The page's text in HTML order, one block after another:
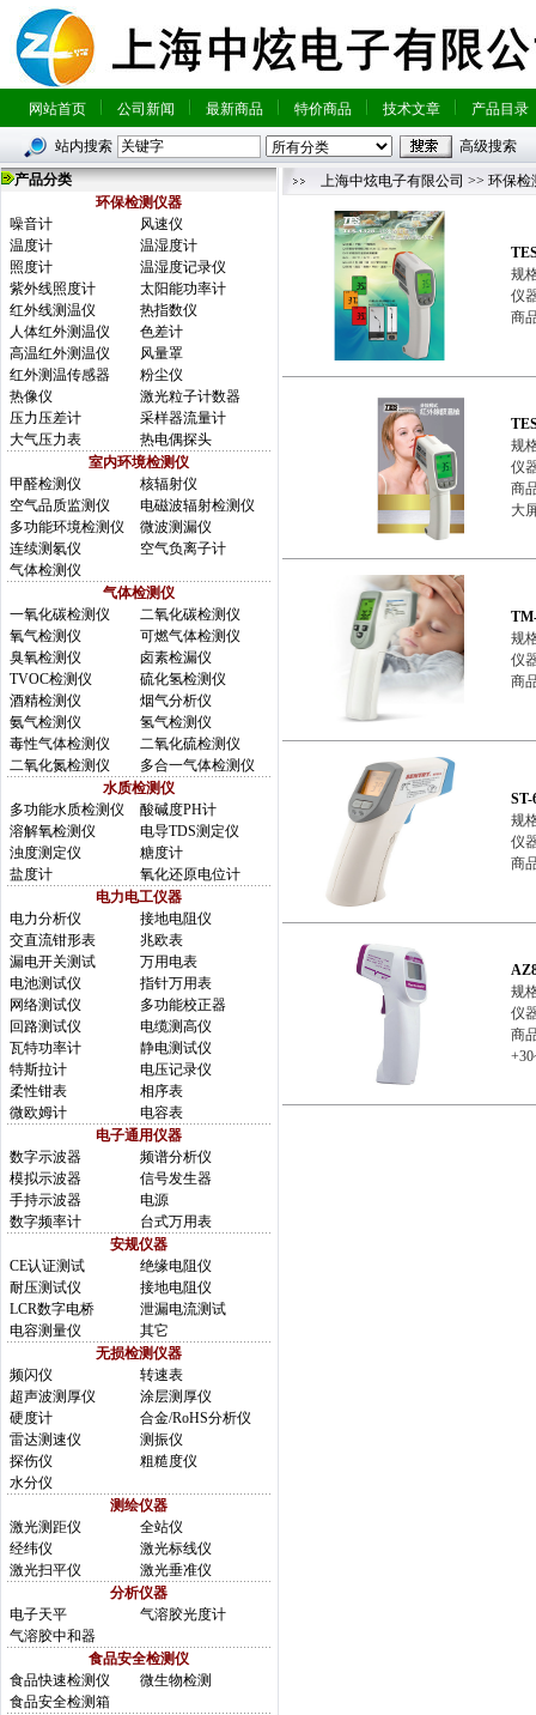
网站首页 公司新闻 最新商品 特价商品 技术文章 产品目录
站内搜索
高级搜索
产品分类
环保检测仪器
噪音计
风速仪
温度计
温湿度计
照度计
温湿度记录仪
紫外线照度计
太阳能功率计
红外线测温仪
热指数仪
人体红外测温仪
色差计
高温红外测温仪
风量罩
红外测温传感器
粉尘仪
热像仪
激光粒子计数器
压力压差计
采样器流量计
大气压力表
热电偶探头
室内环境检测仪
甲醛检测仪
核辐射仪
空气品质监测仪
电磁波辐射检测仪
多功能环境检测仪
微波测漏仪
连续测氡仪
空气负离子计
气体检测仪
气体检测仪
一氧化碳检测仪
二氧化碳检测仪
氧气检测仪
可燃气体检测仪
臭氧检测仪
卤素检漏仪
TVOC检测仪
硫化氢检测仪
酒精检测仪
烟气分析仪
氨气检测仪
氢气检测仪
毒性气体检测仪
二氧化硫检测仪
二氧化氮检测仪
多合一气体检测仪
水质检测仪
多功能水质检测仪
酸碱度PH计
溶解氧检测仪
电导TDS测定仪
浊度测定仪
糖度计
盐度计
氧化还原电位计
电力电工仪器
电力分析仪
接地电阻仪
交直流钳形表
兆欧表
漏电开关测试
万用电表
电池测试仪
指针万用表
网络测试仪
多功能校正器
回路测试仪
电缆测高仪
瓦特功率计
静电测试仪
特斯拉计
电压记录仪
柔性钳表
相序表
微欧姆计
电容表
电子通用仪器
数字示波器
频谱分析仪
模拟示波器
信号发生器
手持示波器
电源
数字频率计
台式万用表
安规仪器
CE认证测试
绝缘电阻仪
耐压测试仪
接地电阻仪
LCR数字电桥
泄漏电流测试
电容测量仪
其它
无损检测仪器
频闪仪
转速表
超声波测厚仪
涂层测厚仪
硬度计
合金/RoHS分析仪
雷达测速仪
测振仪
探伤仪
粗糙度仪
水分仪
测绘仪器
激光测距仪
全站仪
经纬仪
激光标线仪
激光扫平仪
激光垂准仪
分析仪器
电子天平
气溶胶光度计
气溶胶中和器
食品安全检测仪
食品快速检测仪
微生物检测
食品安全检测箱
上海中炫电子有限公司 >> 环保检
规
仪
商
规
仪
商
大
规
仪
商
规
仪
商
规
仪
商